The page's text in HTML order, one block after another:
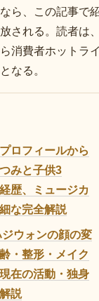
ら、この記事で
される。読者は、
消費者ホットラ
なる。
ロフィールから
みと子供3
歴、ミュージカ
な完全解説
ジウォンの顔の変
・整形・メイク
在の活動・独身
説